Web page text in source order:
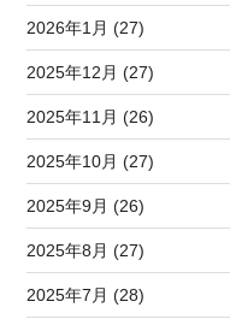
2026年1月 (27)
2025年12月 (27)
2025年11月 (26)
2025年10月 (27)
2025年9月 (26)
2025年8月 (27)
2025年7月 (28)